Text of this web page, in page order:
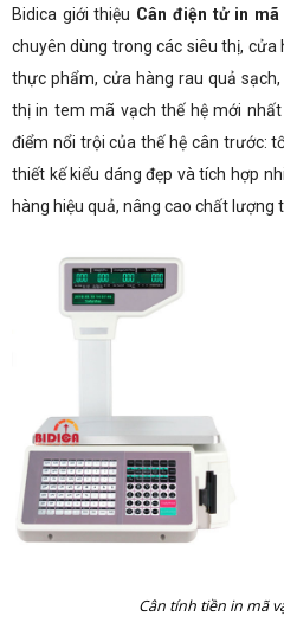
Bidica giới thiệu Cân điện tử in mã
chuyên dùng trong các siêu thị, cửa
thực phẩm, cửa hàng rau quả
thị in tem mã vạch thế hệ mới
điểm nổi trội của thế hệ cân trước:
thiết kế kiểu dáng đẹp và tích hợp
hàng hiệu quả, nâng cao chất lượng
Cân tính tiền in mã